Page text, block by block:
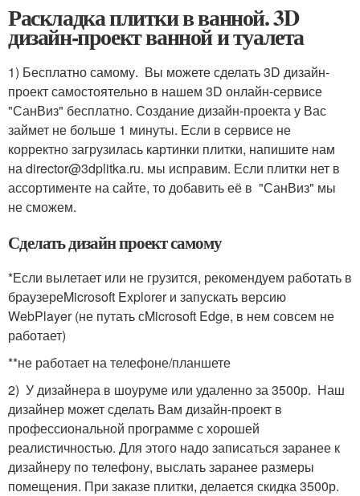
Раскладка плитки в ванной. 3D
дизайн-проект ванной и туалета
1) Бесплатно самому. Вы можете сделать 3D дизайн-
проект самостоятельно в нашем 3D онлайн-сервисе
"СанВиз" бесплатно. Создание дизайн-проекта у Вас
займет не больше 1 минуты. Если в сервисе не
корректно загрузилась картинки плитки, напишите нам
на director@3dplitka.ru. мы исправим. Если плитки нет в
ассортименте на сайте, то добавить её в "СанВиз" мы
не сможем.
Сделать дизайн проект самому
*Если вылетает или не грузится, рекомендуем работать в
браузереMicrosoft Explorer и запускать версию
WebPlayer (не путать сMicrosoft Edge, в нем совсем не
работает)
**не работает на телефоне/планшете
2) У дизайнера в шоуруме или удаленно за 3500р. Наш
дизайнер может сделать Вам дизайн-проект в
профессиональной программе с хорошей
реалистичностью. Для этого надо записаться заранее к
дизайнеру по телефону, выслать заранее размеры
помещения. При заказе плитки, делается скидка 3500р.